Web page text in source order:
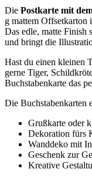
Die Postkarte mit
g mattem Offsetkarton
Das edle, matte Finish
und bringt die
Hast du einen kleinen
gerne Tiger,
Buchstabenkarte das
Die Buchstabenkarten
Grußkarte oder
Dekoration fürs
Wanddeko mit
Geschenk zur
Kreative